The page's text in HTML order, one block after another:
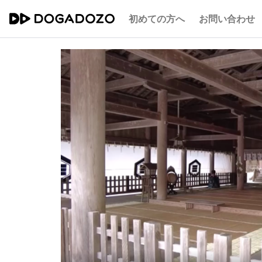
初めての方へ お問い合わせ